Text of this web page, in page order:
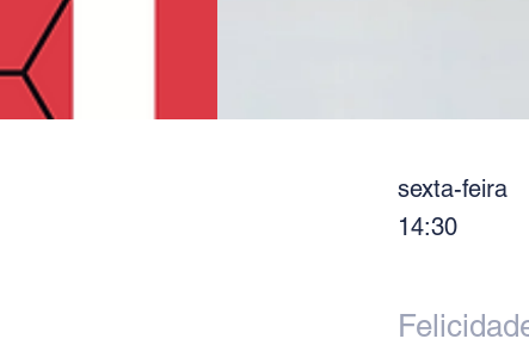
sexta-feira
14:30